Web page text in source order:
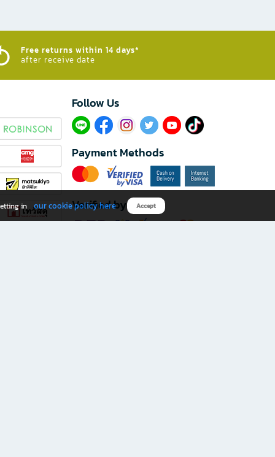
Free returns within 14 days*
after receive date
Follow Us​
Payment Methods
Verified by
in our cookie policy here Accept